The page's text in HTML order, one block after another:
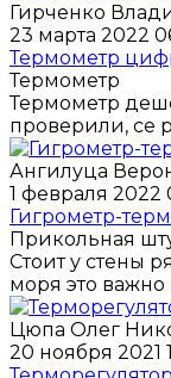
Гирченко
23 марта 2022
Термометр
Термометр
Термометр
проверили, се
Ангилуца
1 февраля 2022
Гигрометр-
Прикольная
Стоит у стены
моря это важно
Цюпа Олег
20 ноября 2021